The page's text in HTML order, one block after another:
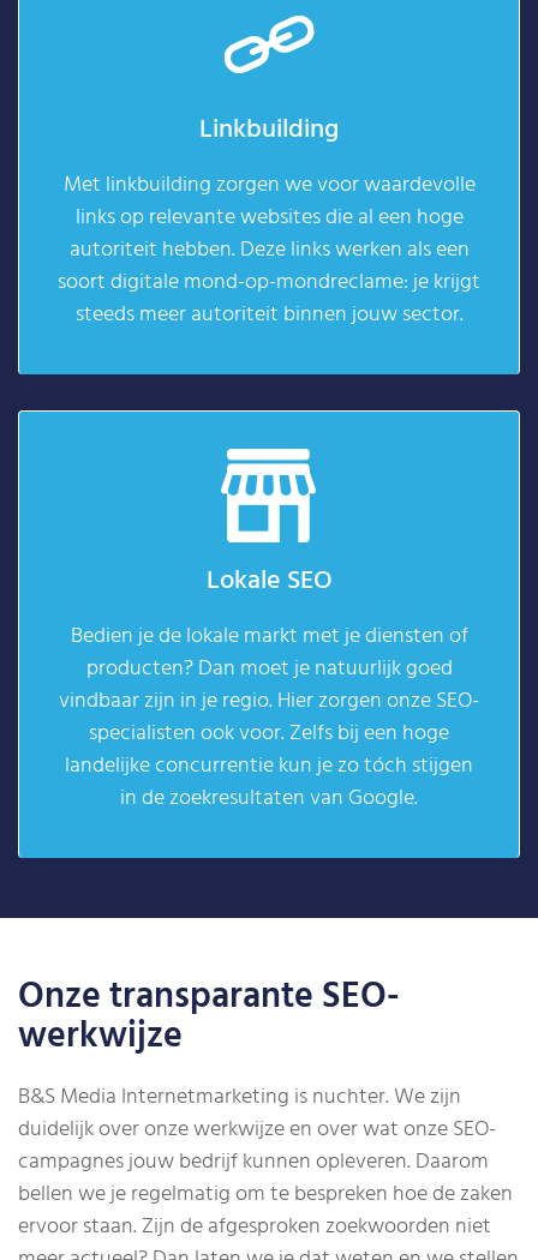
Linkbuilding
Met linkbuilding zorgen we voor waardevolle
links op relevante websites die al een hoge
autoriteit hebben. Deze links werken als een
soort digitale mond-op-mondreclame: je krijgt
steeds meer autoriteit binnen jouw sector.
Lokale SEO
Bedien je de lokale markt met je diensten of
producten? Dan moet je natuurlijk goed
vindbaar zijn in je regio. Hier zorgen onze SEO-
specialisten ook voor. Zelfs bij een hoge
landelijke concurrentie kun je zo tóch stijgen
in de zoekresultaten van Google.
Onze transparante SEO-
werkwijze
B&S Media Internetmarketing is nuchter. We zijn
duidelijk over onze werkwijze en over wat onze SEO-
campagnes jouw bedrijf kunnen opleveren. Daarom
bellen we je regelmatig om te bespreken hoe de zaken
ervoor staan. Zijn de afgesproken zoekwoorden niet